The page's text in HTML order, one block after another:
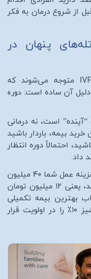
از شروع درمان به فکر
پنهان در
IVF متوجه می‌شوند که
دلیل آن ساده است: دوره
است، نه درمانی
بیمه، باردار باشید
احتمالاً دوره انتظار
داد.
دقت کنید. اگر هزینه عمل شما ۴۰ میلیون
باشد، یعنی ۱۲ میلیون تومان
بهترین بیمه تکمیلی
٪ را در اولویت قرار